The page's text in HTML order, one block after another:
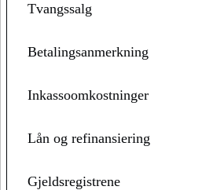
Tvangssalg
Betalingsanmerkning
Inkassoomkostninger
Lån og refinansiering
Gjeldsregistrene